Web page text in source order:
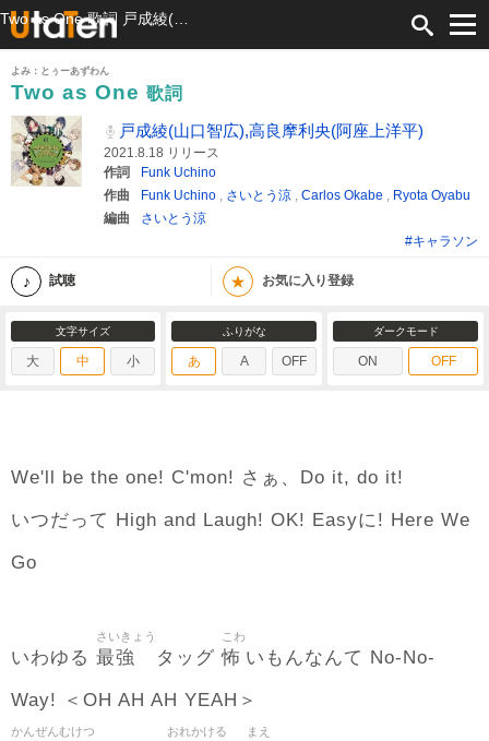
よみ：とぅーあずわん
Two as One 歌詞
戸成綾(山口智広),高良摩利央(阿座上洋平)
2021.8.18 リリース
作詞
Funk Uchino
作曲
Funk Uchino , さいとう涼 , Carlos Okabe , Ryota Oyabu
編曲
さいとう涼
#キャラソン
試聴 ★ お気に入り登録
文字サイズ
大 中 小
ふりがな
あ A OFF
ダークモード
ON OFF
We'll be the one! C'mon! さぁ、Do it, do it!
いつだって High and Laugh! OK! Easyに! Here We
Go
いわゆる 最強
さいきょう
タッグ怖
こわ
いもんなんて No-No-
Way! ＜OH AH AH YEAH＞
かんぜんむけつ おれかける まえ